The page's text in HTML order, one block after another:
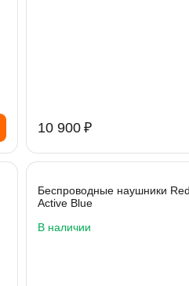
10 900 ₽
Беспроводные наушники
Active Blue
В наличии